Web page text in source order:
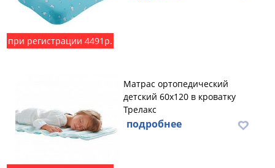
при регистрации 4491р.
Матрас ортопедический
детский 60х120 в кроватку
Трелакс
подробнее